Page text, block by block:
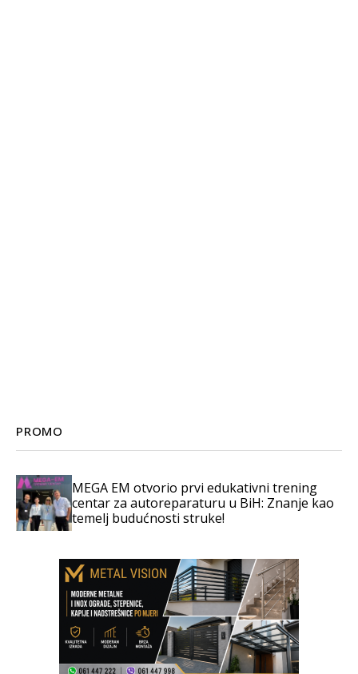
PROMO
MEGA EM otvorio prvi edukativni trening
centar za autoreparaturu u BiH: Znanje kao
temelj budućnosti struke!